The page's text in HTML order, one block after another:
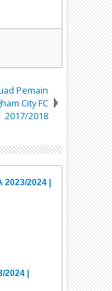
Pemain
City FC
2017/2018
2024 |
2024 |